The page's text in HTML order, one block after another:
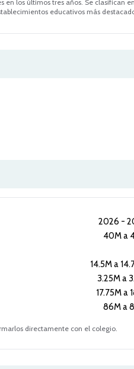
en los últimos tres años. Se clasifican
educativos más
2026 -
40M a
14.5M a
3.25M a
17.75M a
86M a
directamente con el colegio.